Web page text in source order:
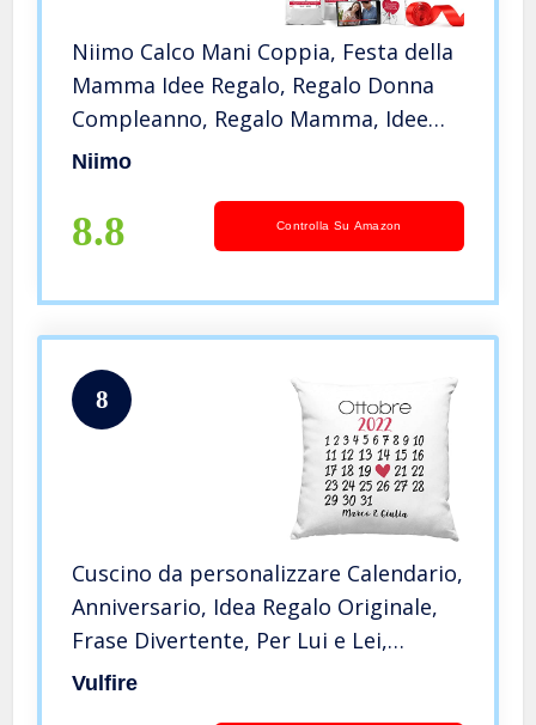
Niimo Calco Mani Coppia, Festa della
Mamma Idee Regalo, Regalo Donna
Compleanno, Regalo Mamma, Idee
Regalo Donna, Regali Festa della
Regalo Anniversario Matrimonio
Niimo
8.8 Controlla Su Amazon
8
Cuscino da personalizzare Calendario,
Anniversario, Idea Regalo Originale,
Frase Divertente, Per Lui e Lei,
Romantico, Matrimonio,
Vulfire